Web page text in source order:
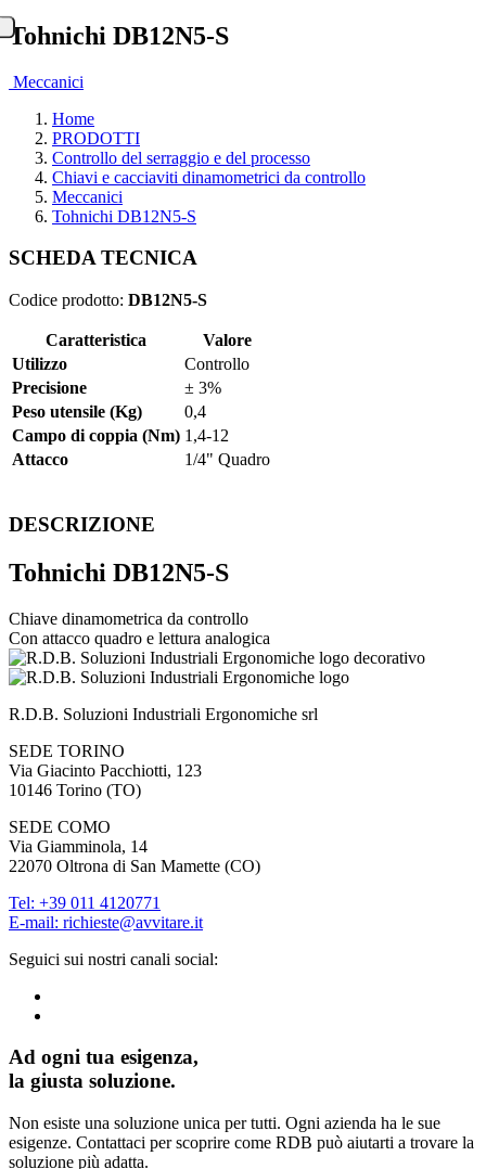
Tohnichi DB12N5-S
Meccanici
Home
PRODOTTI
Controllo del serraggio e del processo
Chiavi e cacciaviti dinamometrici da controllo
Meccanici
Tohnichi DB12N5-S
SCHEDA TECNICA
Codice prodotto: DB12N5-S
Caratteristica
Valore
Utilizzo
Controllo
Precisione
± 3%
Peso utensile (Kg)
0,4
Campo di coppia (Nm) 1,4-12
Attacco
1/4" Quadro
DESCRIZIONE
Tohnichi DB12N5-S
Chiave dinamometrica da controllo
Con attacco quadro e lettura analogica
R.D.B. Soluzioni Industriali Ergonomiche srl
SEDE TORINO
Via Giacinto Pacchiotti, 123
10146 Torino (TO)
SEDE COMO
Via Giamminola, 14
22070 Oltrona di San Mamette (CO)
Tel: +39 011 4120771
E-mail: richieste@avvitare.it
Seguici sui nostri canali social:
Ad ogni tua esigenza,
la giusta soluzione.
Non esiste una soluzione unica per tutti. Ogni azienda ha le sue
esigenze. Contattaci per scoprire come RDB può aiutarti a trovare la
soluzione più adatta.